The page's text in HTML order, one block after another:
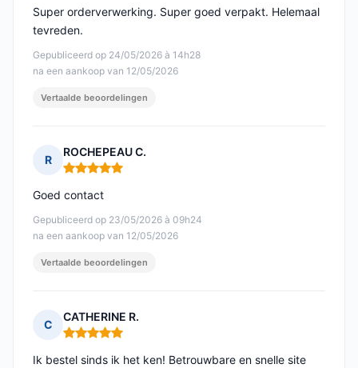
Gepubliceerd op 24/05/2026 à 14h28
na een aankoop van 12/05/2026
Super orderverwerking. Super goed verpakt. Helemaal
tevreden.
Vertaalde beoordelingen
R
ROCHEPEAU C.
Opmerking: 5 van 5
Gepubliceerd op 23/05/2026 à 09h24
na een aankoop van 12/05/2026
Goed contact
Vertaalde beoordelingen
C
CATHERINE R.
Opmerking: 5 van 5
Ik bestel sinds ik het ken! Betrouwbare en snelle site